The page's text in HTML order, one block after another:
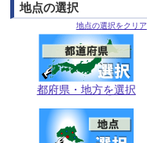
地点の選択
地点の選択をクリア
都府県・地方を選択